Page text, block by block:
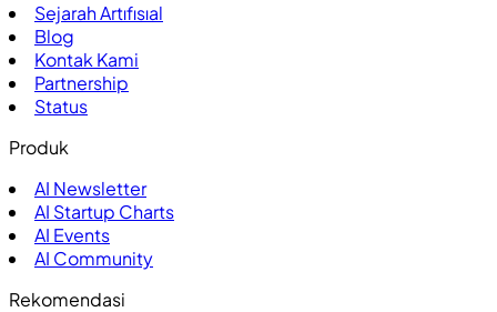
Sejarah Artıfısıal
Blog
Kontak Kami
Partnership
Status
Produk
AI Newsletter
AI Startup Charts
AI Events
AI Community
Rekomendasi